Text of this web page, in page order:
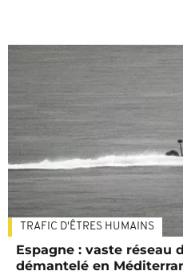
TRAFIC D'ÊTRES HUMAINS
Espagne : vaste réseau
démantelé en